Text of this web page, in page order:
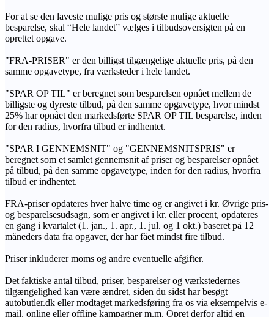
For at se den laveste mulige pris og største mulige aktuelle
besparelse, skal “Hele landet” vælges i tilbudsoversigten på en
oprettet opgave.
"FRA-PRISER" er den billigst tilgængelige aktuelle pris, på den
samme opgavetype, fra værksteder i hele landet.
"SPAR OP TIL" er beregnet som besparelsen opnået mellem de
billigste og dyreste tilbud, på den samme opgavetype, hvor mindst
25% har opnået den markedsførte SPAR OP TIL besparelse, inden
for den radius, hvorfra tilbud er indhentet.
"SPAR I GENNEMSNIT" og "GENNEMSNITSPRIS" er
beregnet som et samlet gennemsnit af priser og besparelser opnået
på tilbud, på den samme opgavetype, inden for den radius, hvorfra
tilbud er indhentet.
FRA-priser opdateres hver halve time og er angivet i kr. Øvrige pris-
og besparelsesudsagn, som er angivet i kr. eller procent, opdateres
en gang i kvartalet (1. jan., 1. apr., 1. jul. og 1 okt.) baseret på 12
måneders data fra opgaver, der har fået mindst fire tilbud.
Priser inkluderer moms og andre eventuelle afgifter.
Det faktiske antal tilbud, priser, besparelser og værkstedernes
tilgængelighed kan være ændret, siden du sidst har besøgt
autobutler.dk eller modtaget markedsføring fra os via eksempelvis e-
mail, online eller offline kampagner m.m. Opret derfor altid en